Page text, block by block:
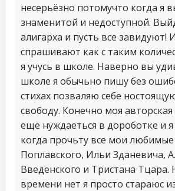
несерьёзно потомучто когда я
знаменитой и недоступной.
алигарха и пусть все завидуют!
спрашивают как с таким
я учусь в школе. Наверно вы
школе я обычьно пишу без
стихах позваляю себе
свободу. Конечно моя
ещё нуждаеться в дороботке и
когда прочьту все мои любимые
Поплавского, Ильи Зданевича,
Введенского и Тристана Тцара.
времени нет я просто стараюс